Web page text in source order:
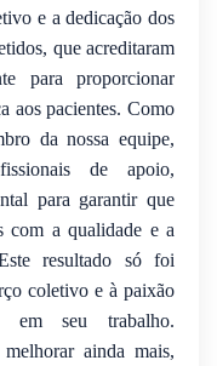
e a dedicação dos
que acreditaram
para proporcionar
aos pacientes. Como
da nossa equipe,
de apoio,
para garantir que
com a qualidade e a
resultado só foi
coletivo e à paixão
em seu trabalho.
ainda mais,